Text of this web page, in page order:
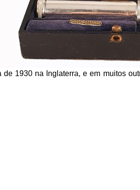
1930 na Inglaterra, e em muitos